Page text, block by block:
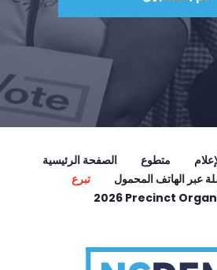
الصفحة الرئيسية متطوع
تبرع
عبر الهاتف المحمول
2026 Precinct